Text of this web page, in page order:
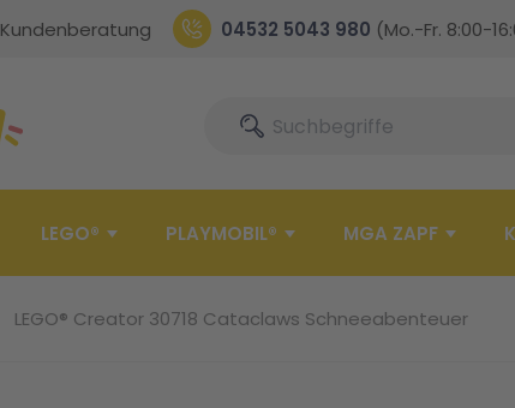
Kundenberatung 04532 5043 980 (Mo.-Fr. 8:00-
SucheSuche
LEGO® PLAYMOBIL® MGA ZAPF
LEGO® Creator 30718 Cataclaws Schneeabenteuer